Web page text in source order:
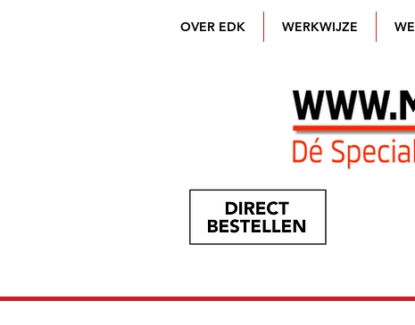
OVER EDK WERKWIJZE